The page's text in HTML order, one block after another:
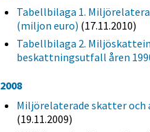
Tabellbilaga 1.
(miljon euro) (17.11.2010)
Tabellbilaga 2.
beskattningsutfall åren
2008
Miljörelaterade skatter och
(19.11.2009)